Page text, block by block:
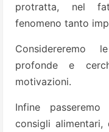
protratta, nel
fenomeno tanto
Considereremo
profonde e
motivazioni.
Infine
consigli alimentari,